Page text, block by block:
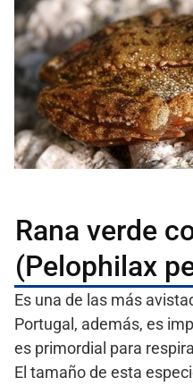
Rana verde
(Pelophilax
Es una de las más
Portugal, además, es
es primordial para
El tamaño de esta